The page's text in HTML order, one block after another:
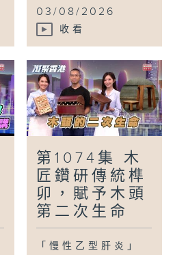
03/08/2026
收看
第1074集 木
匠鑽研傳統榫
卯，賦予木頭
第二次生命
「慢性乙型肝炎」